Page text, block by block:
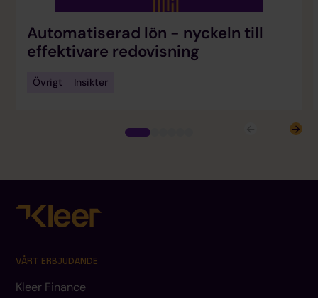
Automatiserad lön - nyckeln till
effektivare redovisning
Övrigt Insikter
VÅRT ERBJUDANDE
Kleer Finance